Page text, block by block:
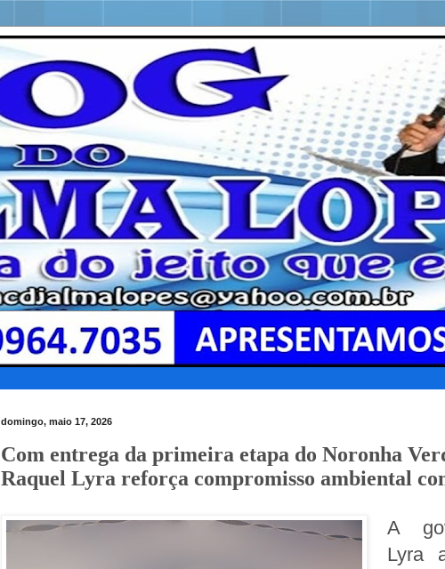
domingo, maio 17, 2026
Com entrega da primeira etapa do Noronha
Raquel Lyra reforça compromisso ambiental
A
Lyra